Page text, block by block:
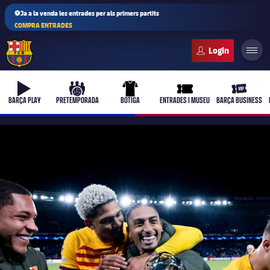
⚽Ja a la venda les entrades per als primers partits
COMPRA ENTRADES
b-play
BARÇA PLAY
culers-ball
PRETEMPORADA
uniform
BOTIGA
ticket-full
ENTRADES I MUSEU
ticket-
BARÇA BUSINESS
Primer equip
Actualitat
Barça Atlètic
plusicon
més